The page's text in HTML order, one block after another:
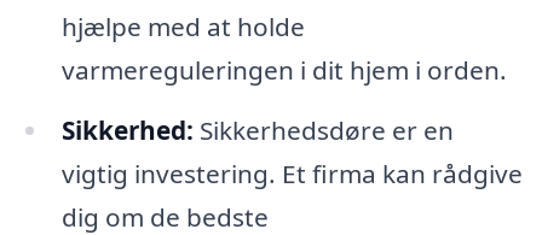
hjælpe med at holde
varmereguleringen i dit hjem i orden.
Sikkerhed: Sikkerhedsdøre er en
vigtig investering. Et firma kan rådgive
dig om de bedste